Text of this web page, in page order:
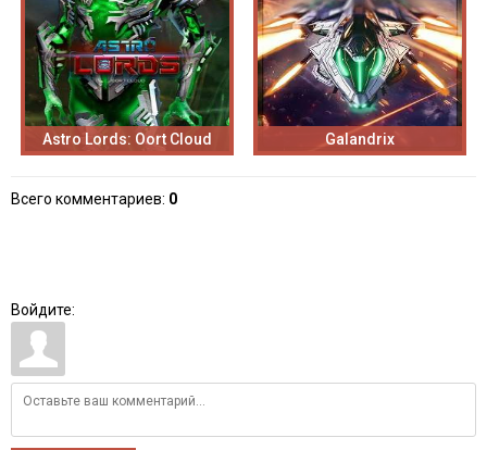
Astro Lords: Oort Cloud Galandrix
Всего комментариев: 0
Войдите: